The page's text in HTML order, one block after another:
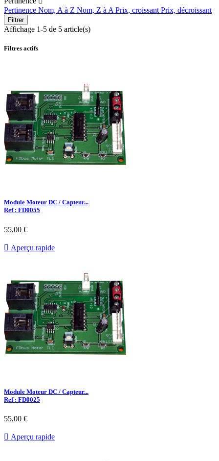
Pertinence Nom, A à Z Nom, Z à A Prix, croissant Prix, décroissant
Filtrer
Affichage 1-5 de 5 article(s)
Filtres actifs
Module Moteur DC / Capteur...
Ref : FD0055
55,00 €
 Aperçu rapide
Module Moteur DC / Capteur...
Ref : FD0025
55,00 €
 Aperçu rapide